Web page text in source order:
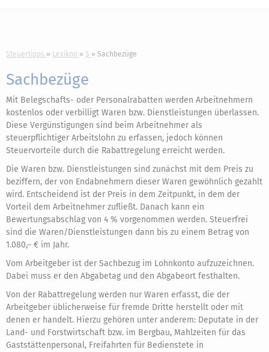
Steuertipps Lexikon S Sachbezüge
Sachbezüge
Mit Belegschafts- oder Personalrabatten werden Arbeitnehmern
kostenlos oder verbilligt Waren bzw. Dienstleistungen überlassen.
Diese Vergünstigungen sind beim Arbeitnehmer als
steuerpflichtiger Arbeitslohn zu erfassen, jedoch können
Steuervorteile durch die Rabattregelung erreicht werden.
Die Waren bzw. Dienstleistungen sind zunächst mit dem Preis zu
beziffern, der von Endabnehmern dieser Waren gewöhnlich gezahlt
wird. Entscheidend ist der Preis in dem Zeitpunkt, in dem der
Vorteil dem Arbeitnehmer zufließt. Danach kann ein
Bewertungsabschlag von 4 % vorgenommen werden. Steuerfrei
sind die Waren/Dienstleistungen dann bis zu einem Betrag von
1.080,– € im Jahr.
Vom Arbeitgeber ist der Sachbezug im Lohnkonto aufzuzeichnen.
Dabei muss er den Abgabetag und den Abgabeort festhalten.
Von der Rabattregelung werden nur Waren erfasst, die der
Arbeitgeber üblicherweise für fremde Dritte herstellt oder mit
denen er handelt. Hierzu gehören unter anderem: Deputate in der
Land- und Forstwirtschaft bzw. im Bergbau, Mahlzeiten für das
Gaststättenpersonal, Freifahrten für Bedienstete in